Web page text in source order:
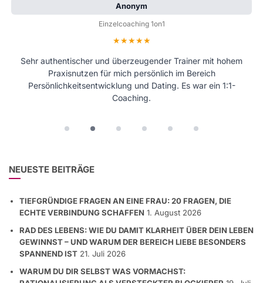
Anonym
Einzelcoaching 1on1
Bewertung: 5 von 5 Sternen
Sehr authentischer und überzeugender Trainer mit hohem
Praxisnutzen für mich persönlich im Bereich
Persönlichkeitsentwicklung und Dating. Es war ein 1:1-
Coaching.
NEUESTE BEITRÄGE
TIEFGRÜNDIGE FRAGEN AN EINE FRAU: 20 FRAGEN, DIE
ECHTE VERBINDUNG SCHAFFEN 1. August 2026
RAD DES LEBENS: WIE DU DAMIT KLARHEIT ÜBER DEIN LEBEN
GEWINNST – UND WARUM DER BEREICH LIEBE BESONDERS
SPANNEND IST 21. Juli 2026
WARUM DU DIR SELBST WAS VORMACHST: